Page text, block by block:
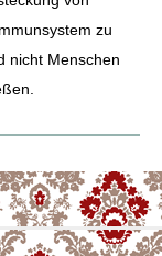
zu
nicht Menschen